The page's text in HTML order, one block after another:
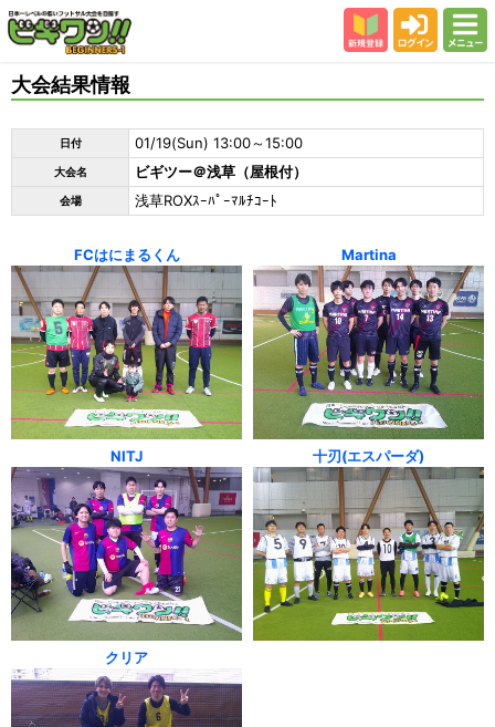
会場
大会結果
よくある質問
参加者の声
大会結果情報
日付 01/19(Sun) 13:00～15:00
大会名 ビギツー＠浅草（屋根付）
会場 浅草ROXｽｰﾊﾟｰﾏﾙﾁｺｰﾄ
FCはにまるくん Martina
NITJ 十刃(エスパーダ)
クリア